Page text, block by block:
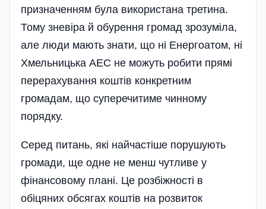
призначенням була використана третина.
Тому зневіра й обурення громад зрозу­міла,
але люди мають знати, що ні Енергоатом, ні
Хмельницька АЕС не можуть робити прямі
перерахування коштів конкретним
громадам, що суперечитиме чинному
порядку.
Серед питань, які найчастіше порушують
громади, ще одне не менш чутливе у
фінансовому плані. Це розбіжності в
обіцяних обсягах коштів на розвиток